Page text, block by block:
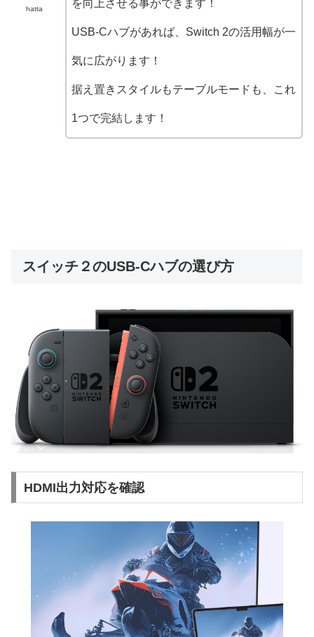
hatta
を向上させる事ができます！
USB-Cハブがあれば、Switch 2の活用幅が一
気に広がります！
据え置きスタイルもテーブルモードも、これ
1つで完結します！
スイッチ２のUSB-Cハブの選び方
HDMI出力対応を確認